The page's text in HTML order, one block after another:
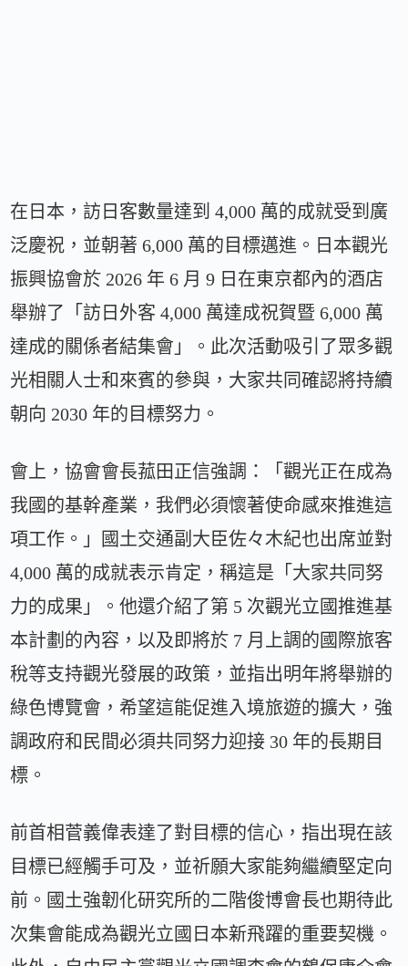
在日本，訪日客數量達到 4,000 萬的成就受到廣
泛慶祝，並朝著 6,000 萬的目標邁進。日本觀光
振興協會於 2026 年 6 月 9 日在東京都內的酒店
舉辦了「訪日外客 4,000 萬達成祝賀暨 6,000 萬
達成的關係者結集會」。此次活動吸引了眾多觀
光相關人士和來賓的參與，大家共同確認將持續
朝向 2030 年的目標努力。
會上，協會會長菰田正信強調：「觀光正在成為
我國的基幹產業，我們必須懷著使命感來推進這
項工作。」國土交通副大臣佐々木紀也出席並對
4,000 萬的成就表示肯定，稱這是「大家共同努
力的成果」。他還介紹了第 5 次觀光立國推進基
本計劃的內容，以及即將於 7 月上調的國際旅客
稅等支持觀光發展的政策，並指出明年將舉辦的
綠色博覽會，希望這能促進入境旅遊的擴大，強
調政府和民間必須共同努力迎接 30 年的長期目
標。
前首相菅義偉表達了對目標的信心，指出現在該
目標已經觸手可及，並祈願大家能夠繼續堅定向
前。國土強韌化研究所的二階俊博會長也期待此
次集會能成為觀光立國日本新飛躍的重要契機。